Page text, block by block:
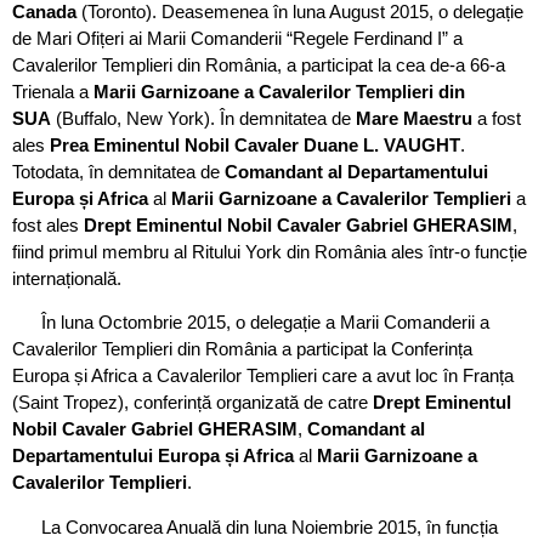
Canada(Toronto). Deasemenea în luna August 2015, o delegație
de Mari Ofițeri ai Marii Comanderii “Regele Ferdinand I” a
Cavalerilor Templieri din România, a participat la cea de-a 66-a
Trienala a Marii Garnizoane a Cavalerilor Templieri din
SUA (Buffalo, New York). În demnitatea de Mare Maestru a fost
ales Prea Eminentul Nobil Cavaler Duane L. VAUGHT.
Totodata, în demnitatea de Comandant al Departamentului
Europa și Africaal Marii Garnizoane a Cavalerilor Templieri a
fost ales Drept Eminentul Nobil Cavaler Gabriel GHERASIM,
fiind primul membru al Ritului York din România ales într-o funcție
internațională.
În luna Octombrie 2015, o delegație a Marii Comanderii a
Cavalerilor Templieri din România a participat la Conferința
Europa și Africa a Cavalerilor Templieri care a avut loc în Franța
(Saint Tropez), conferință organizată de catre Drept Eminentul
Nobil Cavaler Gabriel GHERASIM, Comandant al
Departamentului Europa și Africaal Marii Garnizoane a
Cavalerilor Templieri.
La Convocarea Anuală din luna Noiembrie 2015, în funcția